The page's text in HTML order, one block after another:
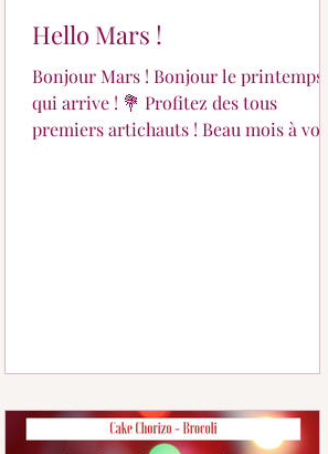
Hello Mars !
Bonjour Mars ! Bonjour le printemps
qui arrive ! 💐 Profitez des tous
premiers artichauts ! Beau mois à vous